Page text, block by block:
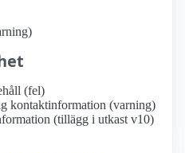
(fel)
kontaktinformation (varning)
(tillägg i utkast v10)